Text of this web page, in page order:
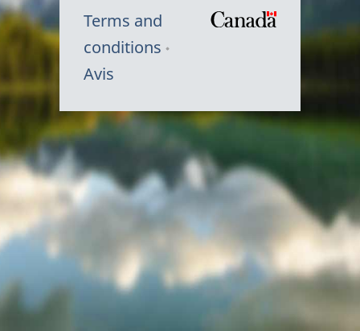
Terms and
conditions
Avis
Symbole
du